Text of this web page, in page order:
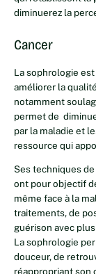
diminuerez la
Cancer
La sophrologie
améliorer la
notamment
permet de
par la maladie et
ressource qui
Ses techniques
ont pour objectif
même face à la
traitements, de
guérison avec
La sophrologie
douceur, de
réappropriant son